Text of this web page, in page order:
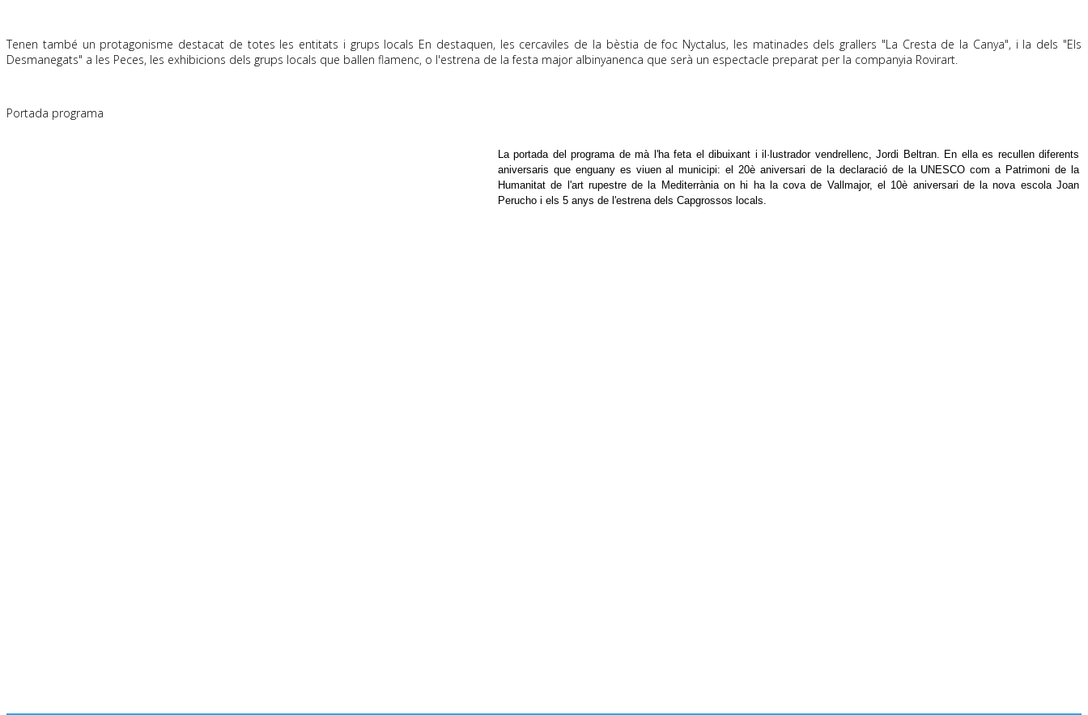
Tenen també un protagonisme destacat de totes les entitats i grups locals En destaquen, les cercaviles de la bèstia de foc Nyctalus, les matinades dels grallers "La Cresta de la Canya", i la dels "Els
Desmanegats" a les Peces, les exhibicions dels grups locals que ballen flamenc, o l'estrena de la festa major albinyanenca que serà un espectacle preparat per la companyia Rovirart.
Portada programa
La portada del programa de mà l'ha feta el dibuixant i il·lustrador vendrellenc, Jordi Beltran. En ella es recullen diferents
aniversaris que enguany es viuen al municipi: el 20è aniversari de la declaració de la UNESCO com a Patrimoni de la
Humanitat de l'art rupestre de la Mediterrània on hi ha la cova de Vallmajor, el 10è aniversari de la nova escola Joan
Perucho i els 5 anys de l'estrena dels Capgrossos locals.